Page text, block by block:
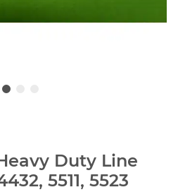
Duty Line
5511, 5523